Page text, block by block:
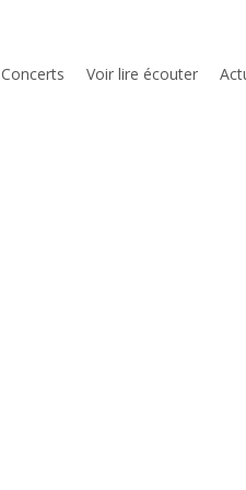
Concerts Voir lire écouter